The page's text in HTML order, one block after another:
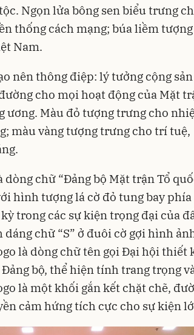
Ngọn lửa bông sen biểu trưng
thống cách mạng; búa liềm tượng
Nam.
nên thông điệp: lý tưởng cộng sản
cho mọi hoạt động của Mặt
ương. Màu đỏ tượng trưng cho
màu vàng tượng trưng cho trí tuệ,
chữ “Đảng bộ Mặt trận Tổ
hình tượng lá cờ đỏ tung bay phía
trong các sự kiện trọng đại của
chữ “S” ở đuôi cờ gợi hình
là dòng chữ tên gọi Đại hội thiết
bộ, thể hiện tính trang trọng
là một khối gắn kết chặt chẽ,
cảm hứng tích cực cho sự kiện